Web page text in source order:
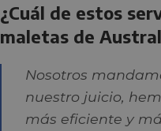
¿Cuál de estos
maletas de
Nosotros
nuestro juicio,
más eficiente y